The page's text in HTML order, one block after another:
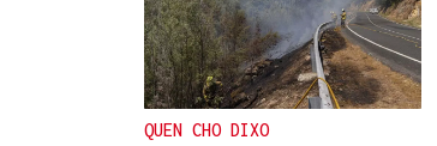
QUEN CHO DIXO